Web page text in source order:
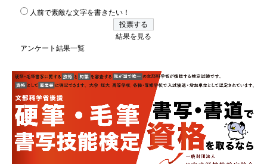
人前で素敵な文字を書きたい！
結果を見る
アンケート結果一覧